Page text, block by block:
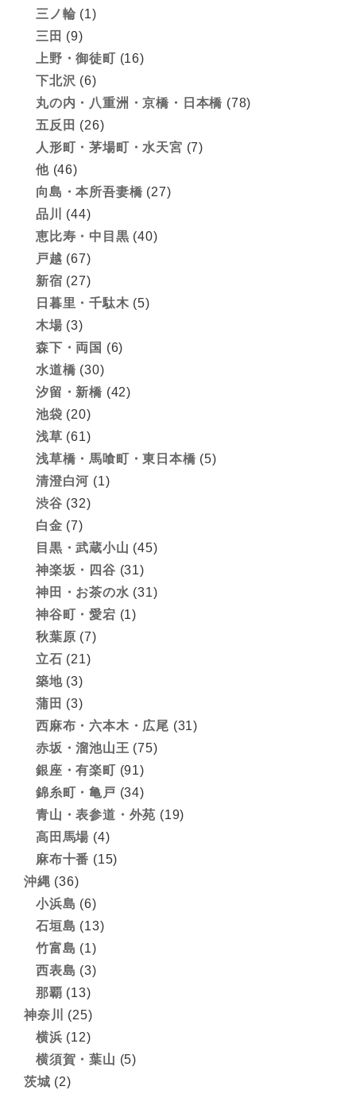
三ノ輪 (1)
三田 (9)
上野・御徒町 (16)
下北沢 (6)
丸の内・八重洲・京橋・日本橋 (78)
五反田 (26)
人形町・茅場町・水天宮 (7)
他(46)
向島・本所吾妻橋 (27)
品川
(44)
恵比寿・中目黒 (40)
戸越 (67)
新宿 (27)
日暮里・千駄木 (5)
木場 (3)
森下・両国 (6)
水道橋 (30)
汐留・新橋 (42)
池袋 (20)
浅草 (61)
浅草橋・馬喰町・東日本橋 (5)
清澄白河 (1)
渋谷 (32)
白金 (7)
目黒・武蔵小山 (45)
神楽坂・四谷 (31)
神田・お茶の水 (31)
神谷町・愛宕 (1)
秋葉原 (7)
立石 (21)
築地(3)
蒲田 (3)
西麻布・六本木・広尾 (31)
赤坂・溜池山王 (75)
銀座・有楽町 (91)
錦糸町・亀戸 (34)
青山・表参道・外苑 (19)
高田馬場 (4)
麻布十番 (15)
沖縄 (36)
小浜島 (6)
石垣島 (13)
竹富島 (1)
西表島 (3)
那覇 (13)
神奈川
(25)
横浜 (12)
横須賀・葉山 (5)
茨城 (2)